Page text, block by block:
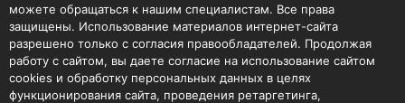
можете обращаться к нашим специалистам. Все права
защищены. Использование материалов интернет-сайта
разрешено только с согласия правообладателей. Продолжая
работу с сайтом, вы даете согласие на использование сайтом
cookies и обработку персональных данных в целях
функционирования сайта, проведения ретаргетинга,